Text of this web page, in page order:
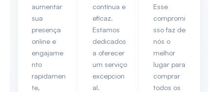
aumentar
sua
presença
online e
engajame
nto
rapidamen
te,
contínua e
eficaz.
Estamos
dedicados
a oferecer
um serviço
excepcion
al.
Esse
compromi
sso faz de
nós o
melhor
lugar para
comprar
todos os